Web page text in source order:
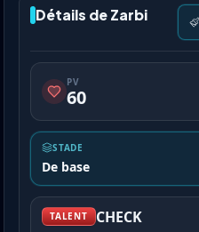
Détails de Zarbi
PV
60
STADE
De base
TALENT CHECK